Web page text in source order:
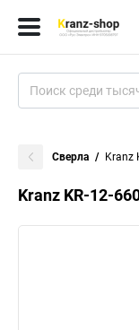
Сверла Kranz
Kranz KR-12-